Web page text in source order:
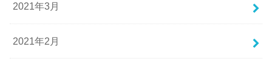
2021年3月
2021年2月